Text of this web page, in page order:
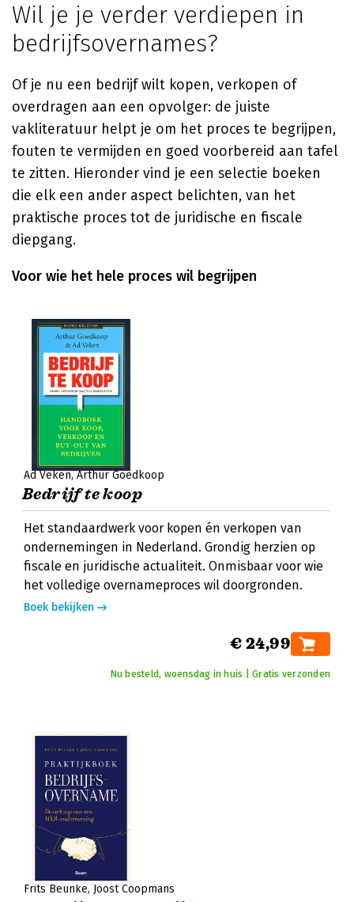
Wil je je verder verdiepen in
bedrijfsovernames?
Of je nu een bedrijf wilt kopen, verkopen of
overdragen aan een opvolger: de juiste
vakliteratuur helpt je om het proces te begrijpen,
fouten te vermijden en goed voorbereid aan tafel
te zitten. Hieronder vind je een selectie boeken
die elk een ander aspect belichten, van het
praktische proces tot de juridische en fiscale
diepgang.
Voor wie het hele proces wil begrijpen
Ad Veken Arthur Goedkoop
Bedrijf te koop
Het standaardwerk voor kopen én verkopen van
ondernemingen in Nederland. Grondig herzien op
fiscale en juridische actualiteit. Onmisbaar voor wie
het volledige overnameproces wil doorgronden.
Boek bekijken
€ 24,99
Nu besteld, woensdag in huis | Gratis verzonden
Frits Beunke Joost Coopmans